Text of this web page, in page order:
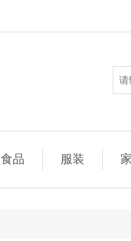
食品 服装